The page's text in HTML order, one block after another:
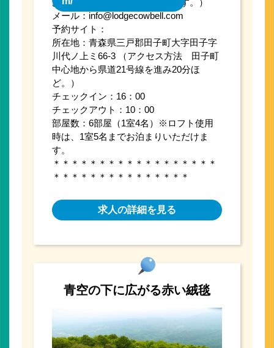
メール：info@lodgecowbell.com
予約サイト：
所在地：青森県三戸郡田子町大字田子字
川代ノ上ミ66-3 （アクセス方法 田子町
中心地から県道21号線を進み20分ほ
ど。）
チェックイン：16：00
チェックアウト：10：00
部屋数：6部屋（1室4名）※ロフト使用
時は、1室5名までお泊まりいただけま
す。
＊＊＊＊＊＊＊＊＊＊＊＊＊＊＊＊＊＊
＊＊＊＊＊＊＊＊＊＊＊＊＊＊＊
求人の詳細を見る
青空の下に広がる赤い絨毯